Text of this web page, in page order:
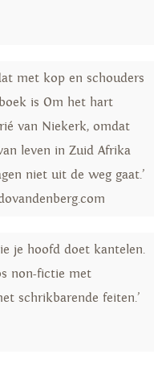
met kop en schouders
is Om het hart
van Niekerk, omdat
leven in Zuid Afrika
niet uit de weg gaat.’
je hoofd doet kantelen.
non-fictie met
schrikbarende feiten.’